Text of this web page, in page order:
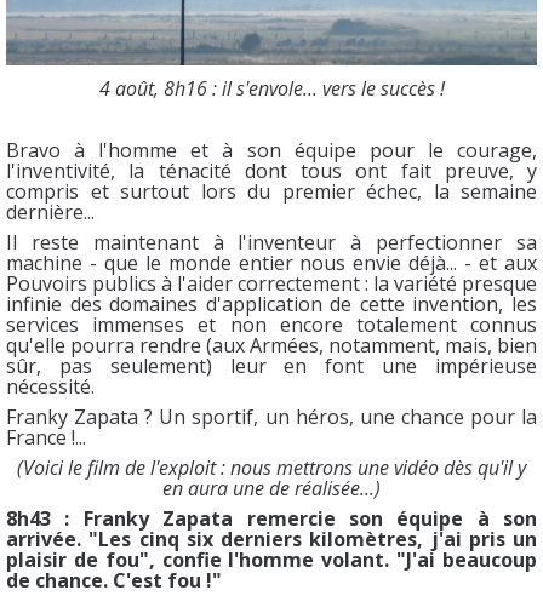
4 août, 8h16 : il s'envole... vers le succès !
Bravo à l'homme et à son équipe pour le courage,
l'inventivité, la ténacité dont tous ont fait preuve, y
compris et surtout lors du premier échec, la semaine
dernière...
Il reste maintenant à l'inventeur à perfectionner sa
machine - que le monde entier nous envie déjà... - et aux
Pouvoirs publics à l'aider correctement : la variété presque
infinie des domaines d'application de cette invention, les
services immenses et non encore totalement connus
qu'elle pourra rendre (aux Armées, notamment, mais, bien
sûr, pas seulement) leur en font une impérieuse
nécessité.
Franky Zapata ? Un sportif, un héros, une chance pour la
France !...
(Voici le film de l'exploit : nous mettrons une vidéo dès qu'il y
en aura une de réalisée...)
8h43 : Franky Zapata remercie son équipe à son
arrivée. "Les cinq six derniers kilomètres, j'ai pris un
plaisir de fou", confie l'homme volant. "J'ai beaucoup
de chance. C'est fou !"